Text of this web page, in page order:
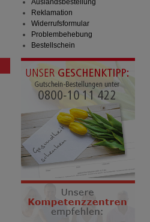
Reklamation
Widerrufsformular
Problembehebung
Bestellschein